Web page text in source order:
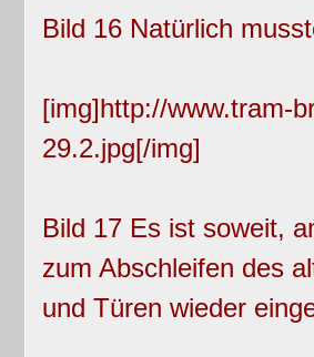
Bild 16 Natürlich
[img]http://www.tram-
29.2.jpg[/img]
Bild 17 Es ist soweit,
zum Abschleifen des
und Türen wieder